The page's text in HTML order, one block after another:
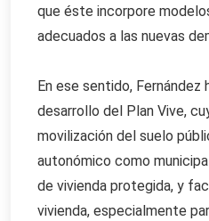
que éste incorpore
adecuados a las nuevas
En ese sentido, Fernández
desarrollo del Plan Vive,
movilización del suelo
autonómico como
de vivienda protegida, y
vivienda, especialmente